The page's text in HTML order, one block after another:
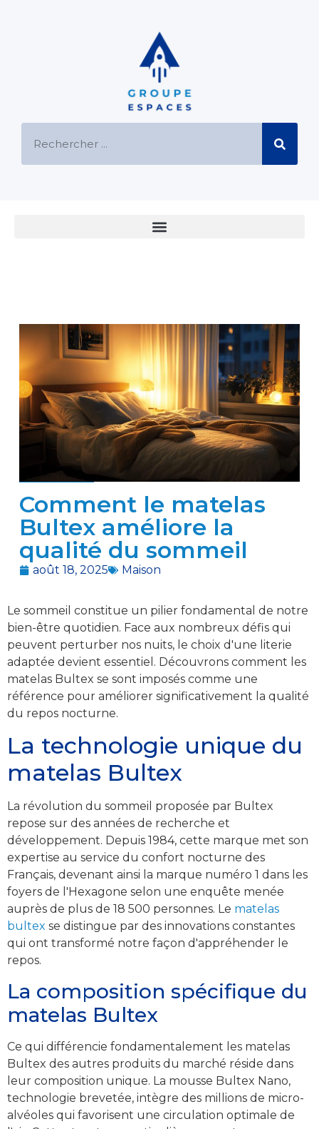
Comment le matelas
Bultex améliore la
qualité du sommeil
août 18, 2025 Maison
Le sommeil constitue un pilier fondamental de notre
bien-être quotidien. Face aux nombreux défis qui
peuvent perturber nos nuits, le choix d'une literie
adaptée devient essentiel. Découvrons comment les
matelas Bultex se sont imposés comme une
référence pour améliorer significativement la qualité
du repos nocturne.
La technologie unique du
matelas Bultex
La révolution du sommeil proposée par Bultex
repose sur des années de recherche et
développement. Depuis 1984, cette marque met son
expertise au service du confort nocturne des
Français, devenant ainsi la marque numéro 1 dans les
foyers de l'Hexagone selon une enquête menée
auprès de plus de 18 500 personnes. Le matelas
bultex se distingue par des innovations constantes
qui ont transformé notre façon d'appréhender le
repos.
La composition spécifique du
matelas Bultex
Ce qui différencie fondamentalement les matelas
Bultex des autres produits du marché réside dans
leur composition unique. La mousse Bultex Nano,
technologie brevetée, intègre des millions de micro-
alvéoles qui favorisent une circulation optimale de